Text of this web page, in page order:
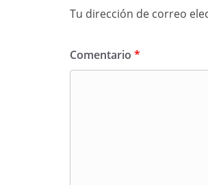
Tu dirección de correo
Comentario *